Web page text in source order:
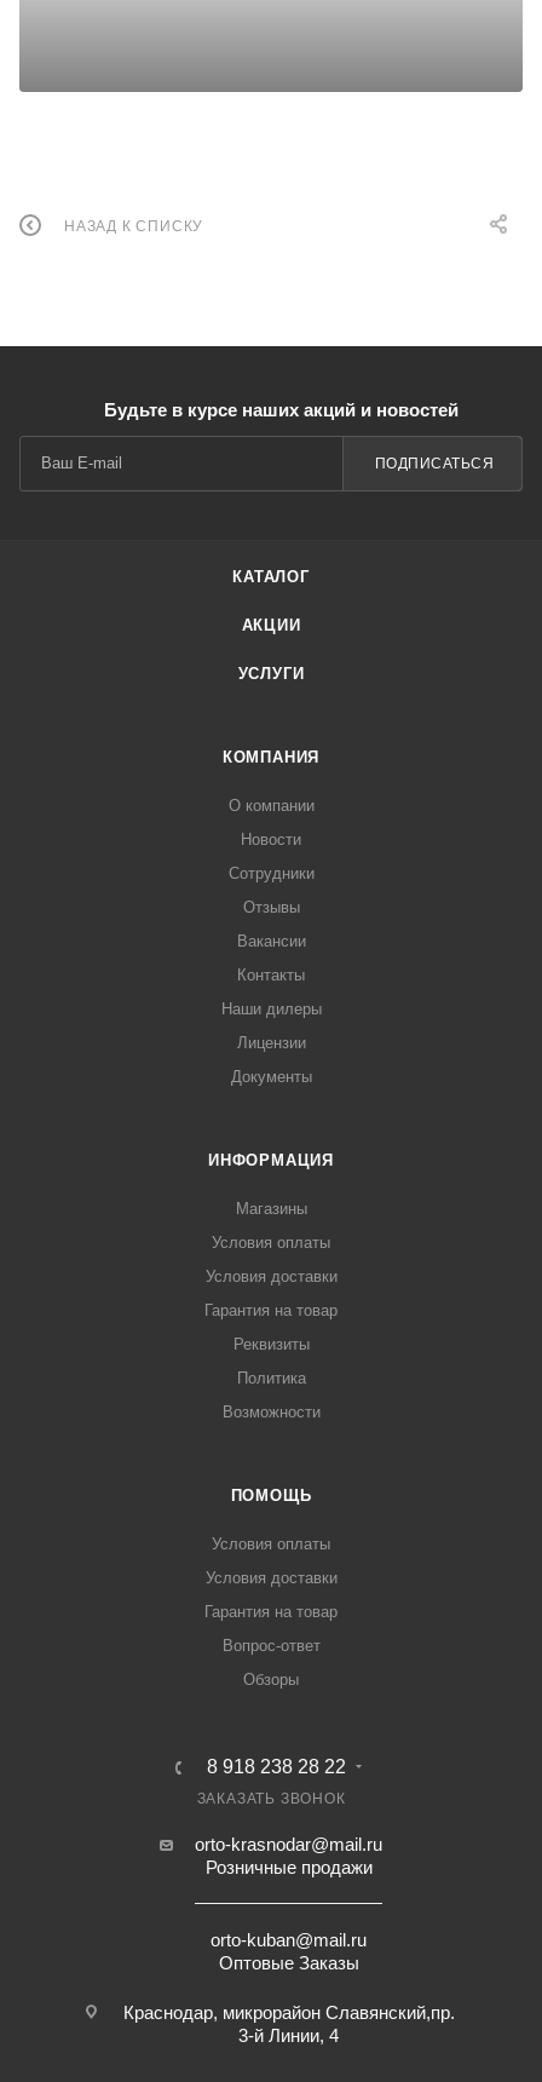
НАЗАД К СПИСКУ
Будьте в курсе наших акций и новостей
ПОДПИСАТЬСЯ
КАТАЛОГ
АКЦИИ
УСЛУГИ
КОМПАНИЯ
О компании
Новости
Сотрудники
Отзывы
Вакансии
Контакты
Наши дилеры
Лицензии
Документы
ИНФОРМАЦИЯ
Магазины
Условия оплаты
Условия доставки
Гарантия на товар
Реквизиты
Политика
Возможности
ПОМОЩЬ
Условия оплаты
Условия доставки
Гарантия на товар
Вопрос-ответ
Обзоры
8 918 238 28 22
ЗАКАЗАТЬ ЗВОНОК
orto-krasnodar@mail.ru
Розничные продажи
orto-kuban@mail.ru
Оптовые Заказы
Краснодар, микрорайон Славянский,пр.
3-й Линии, 4